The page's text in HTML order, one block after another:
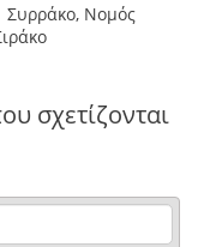
Νομός
σχετίζονται